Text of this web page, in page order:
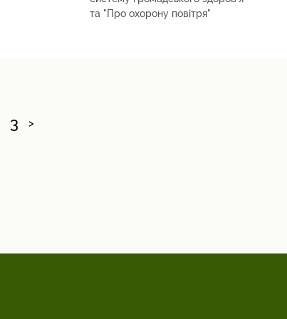
та "Про охорону повітря"
3 >